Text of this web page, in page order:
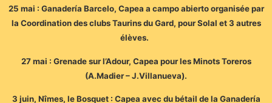
25 mai : Ganadería Barcelo, Capea a campo abierto organisée par
la Coordination des clubs Taurins du Gard, pour Solal et 3 autres
élèves.
27 mai : Grenade sur l’Adour, Capea pour les Minots Toreros
(A.Madier – J.Villanueva).
3 juin, Nîmes, le Bosquet : Capea avec du bétail de la Ganadería